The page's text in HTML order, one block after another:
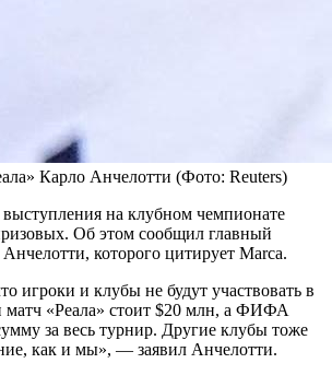
Карло Анчелотти (Фото: Reuters)
выступления на клубном чемпионате
Об этом сообщил главный
которого цитирует Marca.
игроки и клубы не будут участвовать в
матч «Реала» стоит $20 млн, а ФИФА
за весь турнир. Другие клубы тоже
как и мы», — заявил Анчелотти.